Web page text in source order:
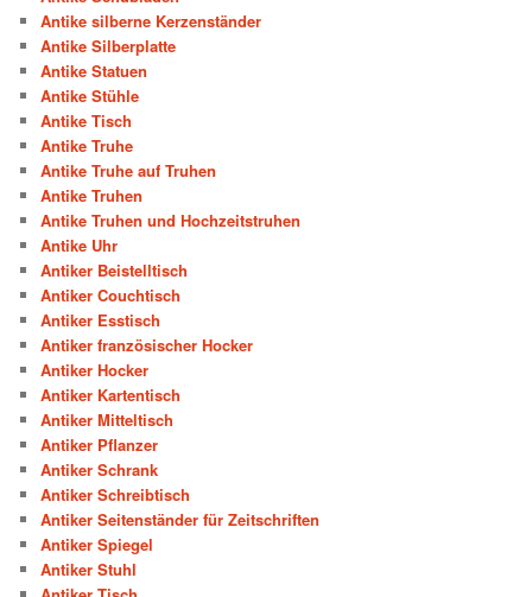
Antike silberne Kerzenständer
Antike Silberplatte
Antike Statuen
Antike Stühle
Antike Tisch
Antike Truhe
Antike Truhe auf Truhen
Antike Truhen
Antike Truhen und Hochzeitstruhen
Antike Uhr
Antiker Beistelltisch
Antiker Couchtisch
Antiker Esstisch
Antiker französischer Hocker
Antiker Hocker
Antiker Kartentisch
Antiker Mitteltisch
Antiker Pflanzer
Antiker Schrank
Antiker Schreibtisch
Antiker Seitenständer für Zeitschriften
Antiker Spiegel
Antiker Stuhl